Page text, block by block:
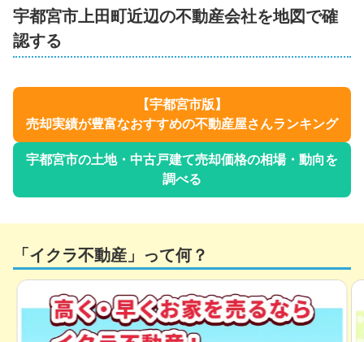
宇都宮市上田町近辺の不動産会社を地図で確
認する
【宇都宮市版】
売却実績が豊富なおすすめの不動産屋さんランキング
宇都宮市の土地・中古戸建て売却価格の相場・動向を
調べる
「イクラ不動産」って何？